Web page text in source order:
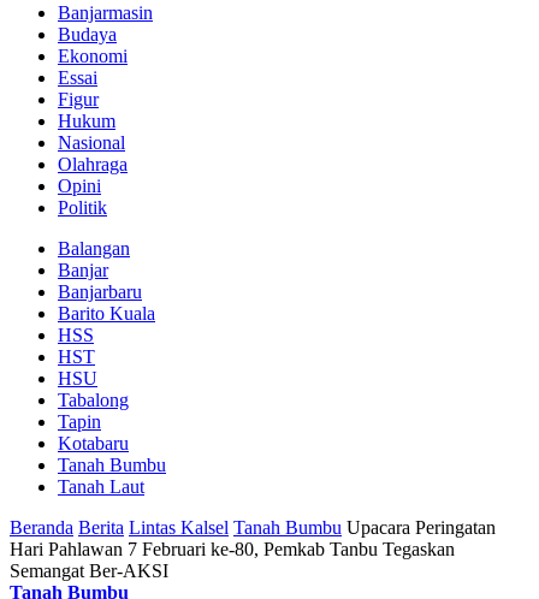
Banjarmasin
Budaya
Ekonomi
Essai
Figur
Hukum
Nasional
Olahraga
Opini
Politik
Balangan
Banjar
Banjarbaru
Barito Kuala
HSS
HST
HSU
Tabalong
Tapin
Kotabaru
Tanah Bumbu
Tanah Laut
Beranda Berita Lintas Kalsel Tanah Bumbu Upacara Peringatan
Hari Pahlawan 7 Februari ke-80, Pemkab Tanbu Tegaskan
Semangat Ber-AKSI
Tanah Bumbu